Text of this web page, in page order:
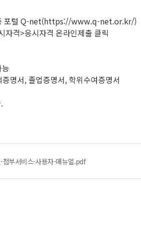
포털 Q-net(https://www.q-net.or.kr/)
자격>응시자격 온라인제출 클릭
명서, 졸업증명서, 학위수여증명서
첨부서비스-사용자-매뉴얼.pdf